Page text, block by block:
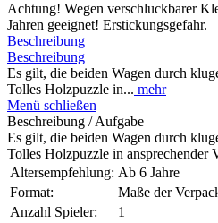
Achtung! Wegen verschluckbarer
Jahren geeignet! Erstickungsgefahr.
Beschreibung
Beschreibung
Es gilt, die beiden Wagen durch
Tolles Holzpuzzle in... mehr
Menü schließen
Beschreibung / Aufgabe
Es gilt, die beiden Wagen durch
Tolles Holzpuzzle in ansprechender
Altersempfehlung: Ab 6 Jahre
Format:
Maße der
Anzahl Spieler:
1